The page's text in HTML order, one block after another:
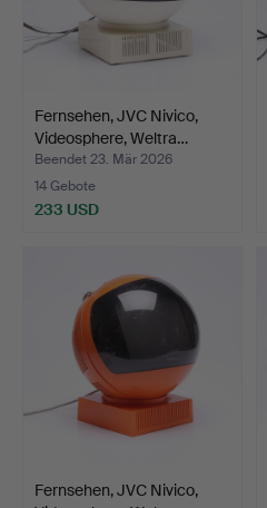
Fernsehen, JVC Nivico,
Videosphere, Weltra…
Beendet 23. Mär 2026
14 Gebote
233 USD
Fernsehen, JVC Nivico,